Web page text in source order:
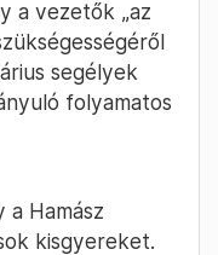
a vezetők „az
segélyek
folyamatos
Hamász
kisgyereket.